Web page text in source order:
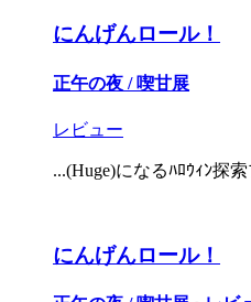
にんげんロール！
正午の夜 / 喫甘展
レビュー
...(Huge)になるﾊﾛｳｨﾝ探
にんげんロール！